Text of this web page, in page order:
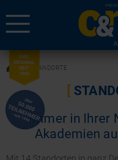
STANDORTE
Immer in Ihrer
Akademien